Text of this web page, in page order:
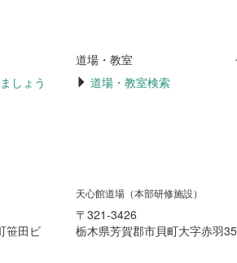
しょう
道場・教室
道場・教室検索
笹田ビ
天心館道場（本部研修施設）
〒321-3426
栃木県芳賀郡市貝町大字赤羽